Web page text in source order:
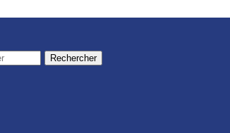
Rechercher